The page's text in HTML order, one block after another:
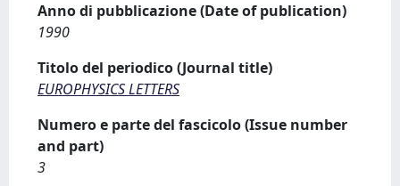
Anno di pubblicazione (Date of publication)
1990
Titolo del periodico (Journal title)
EUROPHYSICS LETTERS
Numero e parte del fascicolo (Issue number
and part)
3